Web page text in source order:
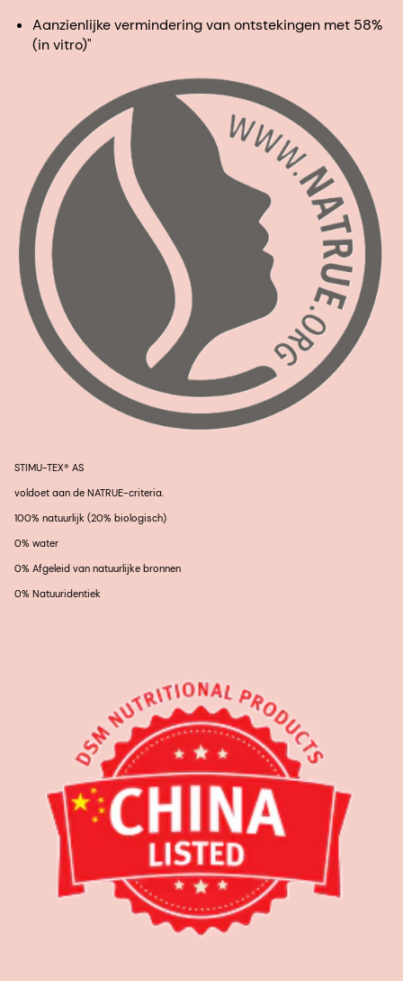
Aanzienlijke vermindering van ontstekingen met 58%
(in vitro)"
STIMU-TEX® AS
voldoet aan de NATRUE-criteria.
100% natuurlijk (20% biologisch)
0% water
0% Afgeleid van natuurlijke bronnen
0% Natuuridentiek